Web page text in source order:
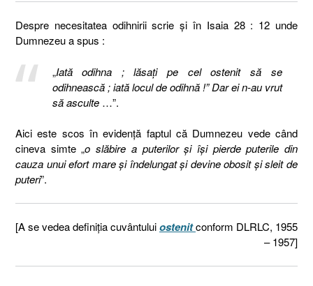
Despre necesitatea odihnirii scrie și în Isaia 28 : 12 unde
Dumnezeu a spus :
„Iată odihna ; lăsaţi pe cel ostenit să se
odihnească ; iată locul de odihnă !” Dar ei n-au vrut
să asculte…”.
Aici este scos în evidență faptul că Dumnezeu vede când
cineva simte „o slăbire a puterilor și își pierde puterile din
cauza unui efort mare și îndelungat și devine obosit și sleit de
puteri”.
[A se vedea definiția cuvântuluiostenitconform DLRLC, 1955
– 1957]